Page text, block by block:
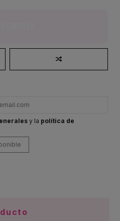
y la política de